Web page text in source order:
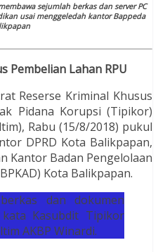
sejumlah berkas dan server PC
usai menggeledah kantor Bappeda
Pembelian Lahan RPU
Reserse Kriminal Khusus
Pidana Korupsi (Tipikor)
Rabu (15/8/2018) pukul
DPRD Kota Balikpapan,
Kantor Badan Pengelolaan
Kota Balikpapan.
dan dokumen
Kasubdit Tipikor
AKBP Winardi.